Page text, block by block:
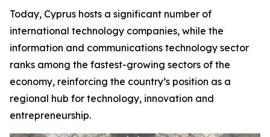
Today, Cyprus hosts a significant number of
international technology companies, while the
information and communications technology sector
ranks among the fastest-growing sectors of the
economy, reinforcing the country’s position as a
regional hub for technology, innovation and
entrepreneurship.